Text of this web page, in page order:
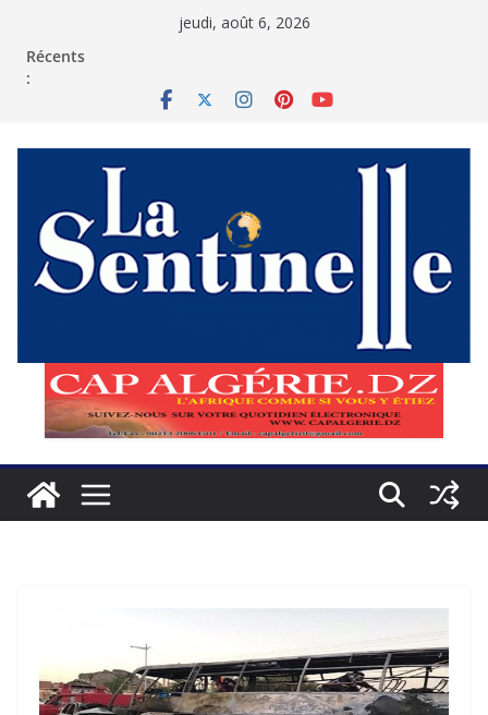
jeudi, août 6, 2026
Récents
: